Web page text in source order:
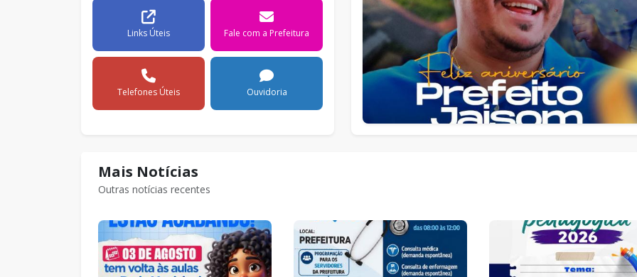
Links Úteis Fale com a Prefeitura
Telefones Úteis Ouvidoria
Mais Notícias
Outras notícias recentes